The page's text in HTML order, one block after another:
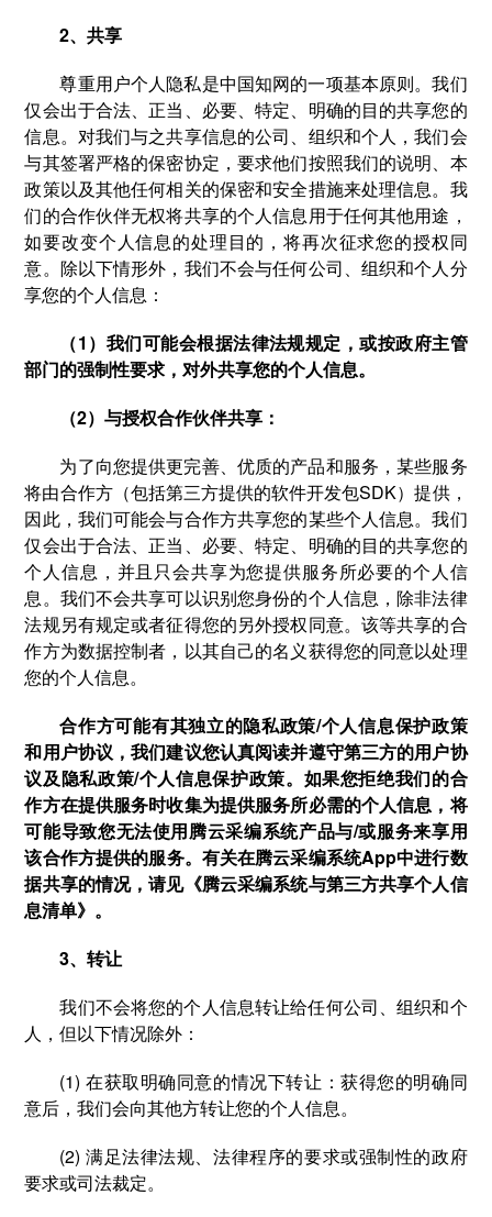
2、共享
尊重用户个人隐私是中国知网的一项基本原则。我们
仅会出于合法、正当、必要、特定、明确的目的共享您的
信息。对我们与之共享信息的公司、组织和个人，我们会
与其签署严格的保密协定，要求他们按照我们的说明、本
政策以及其他任何相关的保密和安全措施来处理信息。我
们的合作伙伴无权将共享的个人信息用于任何其他用途，
如要改变个人信息的处理目的，将再次征求您的授权同
意。除以下情形外，我们不会与任何公司、组织和个人分
享您的个人信息：
（1）我们可能会根据法律法规规定，或按政府主管
部门的强制性要求，对外共享您的个人信息。
（2）与授权合作伙伴共享：
为了向您提供更完善、优质的产品和服务，某些服务
将由合作方（包括第三方提供的软件开发包SDK）提供，
因此，我们可能会与合作方共享您的某些个人信息。我们
仅会出于合法、正当、必要、特定、明确的目的共享您的
个人信息，并且只会共享为您提供服务所必要的个人信
息。我们不会共享可以识别您身份的个人信息，除非法律
法规另有规定或者征得您的另外授权同意。该等共享的合
作方为数据控制者，以其自己的名义获得您的同意以处理
您的个人信息。
合作方可能有其独立的隐私政策/个人信息保护政策
和用户协议，我们建议您认真阅读并遵守第三方的用户协
议及隐私政策/个人信息保护政策。如果您拒绝我们的合
作方在提供服务时收集为提供服务所必需的个人信息，将
可能导致您无法使用腾云采编系统产品与/或服务来享用
该合作方提供的服务。有关在腾云采编系统App中进行数
据共享的情况，请见《腾云采编系统与第三方共享个人信
息清单》。
3、转让
我们不会将您的个人信息转让给任何公司、组织和个
人，但以下情况除外：
(1) 在获取明确同意的情况下转让：获得您的明确同
意后，我们会向其他方转让您的个人信息。
(2) 满足法律法规、法律程序的要求或强制性的政府
要求或司法裁定。